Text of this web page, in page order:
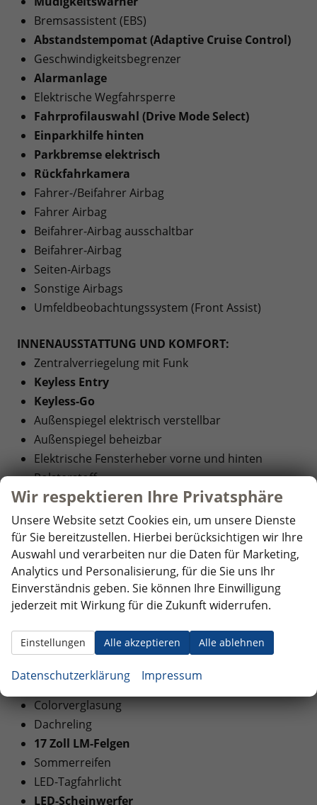
Bremsassistent (EBS)
Abstandstempomat (Adaptive Cruise Control)
Geschwindigkeitsbegrenzer
Alarmanlage
Elektrische Wegfahrsperre
Fahrprofilauswahl (Drive Mode Select)
Einparkhilfe hinten
Parkbremse elektrisch
Rückfahrkamera
Fahrer-/Beifahrer Airbag
Fahrer Airbag
Beifahrer-Airbag ausschaltbar
Beifahrer-Airbag
Seiten-Airbags
Sonstige Airbags
Umfeldbeobachtungssystem (Front Assist)
INNENAUSSTATTUNG UND KOMFORT:
Zentralverriegelung mit Funk
Keyless Entry
Keyless-Go
Außenspiegel elektrisch verstellbar
Außenspiegel beheizbar
Elektrische Fensterheber vorne und hinten
Polsterstoff
Sitzheizung vorne
Fahrersitz höhenverstellbar
Mittelarmlehne
Multifunktionslenkrad
Lederlenkrad
Lenkrad höhenverstellbar
Lenkradheizung
Klimaautomatik
EXTRAS:
Colorverglasung
Dachreling
17 Zoll LM-Felgen
Sommerreifen
LED-Tagfahrlicht
LED-Scheinwerfer
Wir respektieren Ihre Privatsphäre
Unsere Website setzt Cookies ein, um unsere Dienste
für Sie bereitzustellen. Hierbei berücksichtigen wir Ihre
Auswahl und verarbeiten nur die Daten für Marketing,
Analytics und Personalisierung, für die Sie uns Ihr
Einverständnis geben. Sie können Ihre Einwilligung
jederzeit mit Wirkung für die Zukunft widerrufen.
Alle akzeptieren Alle ablehnen
Einstellungen
Datenschutzerklärung Impressum